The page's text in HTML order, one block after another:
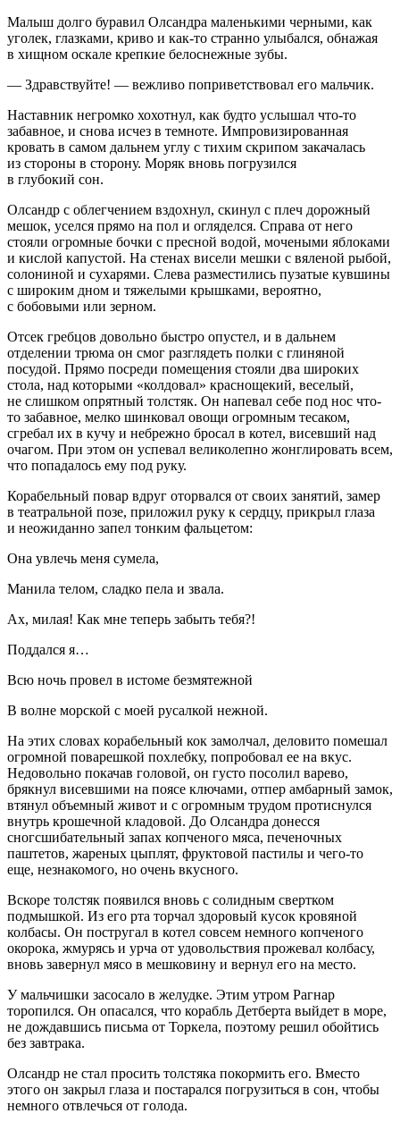
Малыш долго буравил Олсандра маленькими черными, как
уголек, глазками, криво и как-то странно улыбался, обнажая
в хищном оскале крепкие белоснежные зубы.
— Здравствуйте! — вежливо поприветствовал его мальчик.
Наставник негромко хохотнул, как будто услышал что-то
забавное, и снова исчез в темноте. Импровизированная
кровать в самом дальнем углу с тихим скрипом закачалась
из стороны в сторону. Моряк вновь погрузился
в глубокий сон.
Олсандр с облегчением вздохнул, скинул с плеч дорожный
мешок, уселся прямо на пол и огляделся. Справа от него
стояли огромные бочки с пресной водой, мочеными яблоками
и кислой капустой. На стенах висели мешки с вяленой рыбой,
солониной и сухарями. Слева разместились пузатые кувшины
с широким дном и тяжелыми крышками, вероятно,
с бобовыми или зерном.
Отсек гребцов довольно быстро опустел, и в дальнем
отделении трюма он смог разглядеть полки с глиняной
посудой. Прямо посреди помещения стояли два широких
стола, над которыми «колдовал» краснощекий, веселый,
не слишком опрятный толстяк. Он напевал себе под нос что-
то забавное, мелко шинковал овощи огромным тесаком,
сгребал их в кучу и небрежно бросал в котел, висевший над
очагом. При этом он успевал великолепно жонглировать всем,
что попадалось ему под руку.
Корабельный повар вдруг оторвался от своих занятий, замер
в театральной позе, приложил руку к сердцу, прикрыл глаза
и неожиданно запел тонким фальцетом:
Она увлечь меня сумела,
Манила телом, сладко пела и звала.
Ах, милая! Как мне теперь забыть тебя?!
Поддался я…
Всю ночь провел в истоме безмятежной
В волне морской с моей русалкой нежной.
На этих словах корабельный кок замолчал, деловито помешал
огромной поварешкой похлебку, попробовал ее на вкус.
Недовольно покачав головой, он густо посолил варево,
брякнул висевшими на поясе ключами, отпер амбарный замок,
втянул объемный живот и с огромным трудом протиснулся
внутрь крошечной кладовой. До Олсандра донесся
сногсшибательный запах копченого мяса, печеночных
паштетов, жареных цыплят, фруктовой пастилы и чего-то
еще, незнакомого, но очень вкусного.
Вскоре толстяк появился вновь с солидным свертком
подмышкой. Из его рта торчал здоровый кусок кровяной
колбасы. Он постругал в котел совсем немного копченого
окорока, жмурясь и урча от удовольствия прожевал колбасу,
вновь завернул мясо в мешковину и вернул его на место.
У мальчишки засосало в желудке. Этим утром Рагнар
торопился. Он опасался, что корабль Детберта выйдет в море,
не дождавшись письма от Торкела, поэтому решил обойтись
без завтрака.
Олсандр не стал просить толстяка покормить его. Вместо
этого он закрыл глаза и постарался погрузиться в сон, чтобы
немного отвлечься от голода.